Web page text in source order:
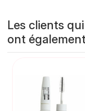
Les clients
ont